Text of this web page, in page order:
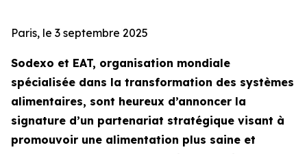
Paris, le 3 septembre 2025
Sodexo et EAT, organisation mondiale
spécialisée dans la transformation des systèmes
alimentaires, sont heureux d’annoncer la
signature d’un partenariat stratégique visant à
promouvoir une alimentation plus saine et